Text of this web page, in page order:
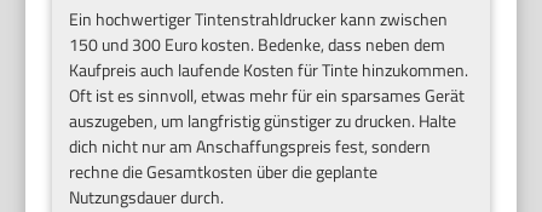
Ein hochwertiger Tintenstrahldrucker kann zwischen
150 und 300 Euro kosten. Bedenke, dass neben dem
Kaufpreis auch laufende Kosten für Tinte hinzukommen.
Oft ist es sinnvoll, etwas mehr für ein sparsames Gerät
auszugeben, um langfristig günstiger zu drucken. Halte
dich nicht nur am Anschaffungspreis fest, sondern
rechne die Gesamtkosten über die geplante
Nutzungsdauer durch.